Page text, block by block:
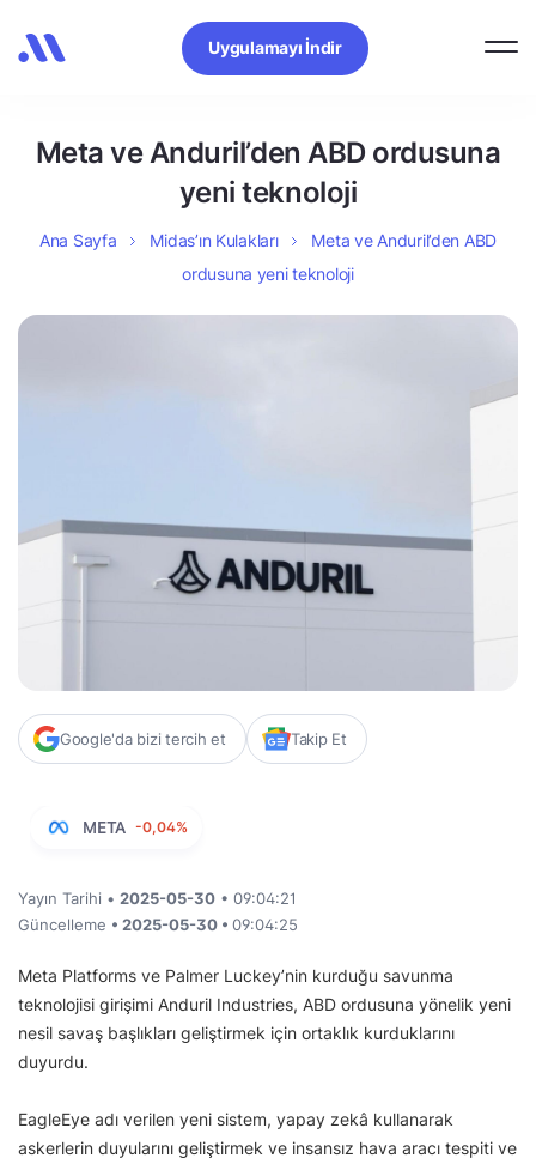
Uygulamayı İndir
Meta ve Anduril’den ABD ordusuna
yeni teknoloji
Ana Sayfa Midas’ın Kulakları
Meta ve Anduril’den ABD
ordusuna yeni teknoloji
Google'da bizi tercih et Takip Et
META -0,04%
Yayın Tarihi • 2025-05-30 • 09:04:21
Güncelleme • 2025-05-30 • 09:04:25
Meta Platforms ve Palmer Luckey’nin kurduğu savunma
teknolojisi girişimi Anduril Industries, ABD ordusuna yönelik yeni
nesil savaş başlıkları geliştirmek için ortaklık kurduklarını
duyurdu.
EagleEye adı verilen yeni sistem, yapay zekâ kullanarak
askerlerin duyularını geliştirmek ve insansız hava aracı tespiti ve